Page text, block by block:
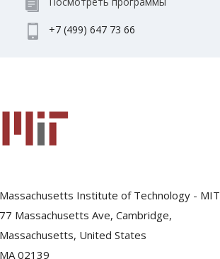
+7 (499) 647 73 66
Massachusetts Institute of Technology - MIT
77 Massachusetts Ave, Cambridge,
Massachusetts, United States
MA 02139